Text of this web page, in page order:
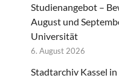
Studienangebot –
August und
Universität
6. August 2026
Stadtarchiv Kassel